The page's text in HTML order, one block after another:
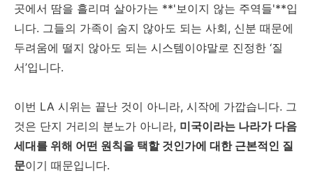
곳에서 땀을 흘리며 살아가는 **'보이지 않는 주역들'**입
니다. 그들의 가족이 숨지 않아도 되는 사회, 신분 때문에
두려움에 떨지 않아도 되는 시스템이야말로 진정한 ‘질
서’입니다.
이번 LA 시위는 끝난 것이 아니라, 시작에 가깝습니다. 그
것은 단지 거리의 분노가 아니라, 미국이라는 나라가 다음
세대를 위해 어떤 원칙을 택할 것인가에 대한 근본적인 질
문이기 때문입니다.